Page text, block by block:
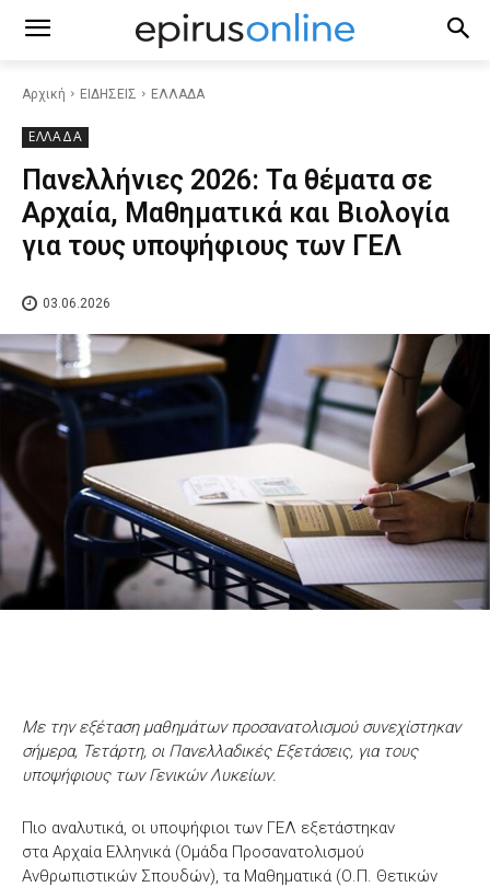
Αρχική ΕΙΔΗΣΕΙΣ ΕΛΛΑΔΑ
ΕΛΛΑΔΑ
Πανελλήνιες 2026: Τα θέματα σε
Αρχαία, Μαθηματικά και Βιολογία
για τους υποψήφιους των ΓΕΛ
03.06.2026
Με την εξέταση μαθημάτων προσανατολισμού συνεχίστηκαν
σήμερα, Τετάρτη, οι Πανελλαδικές Εξετάσεις, για τους
υποψήφιους των Γενικών Λυκείων.
Πιο αναλυτικά, οι υποψήφιοι των ΓΕΛ εξετάστηκαν
στα Αρχαία Ελληνικά (Ομάδα Προσανατολισμού
Ανθρωπιστικών Σπουδών), τα Μαθηματικά (Ο.Π. Θετικών